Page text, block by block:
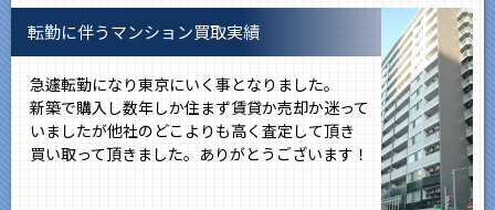
転勤に伴うマンション買取実績
急遽転勤になり東京にいく事となりました。
新築で購入し数年しか住まず賃貸か売却か迷って
いましたが他社のどこよりも高く査定して頂き
買い取って頂きました。ありがとうございます！